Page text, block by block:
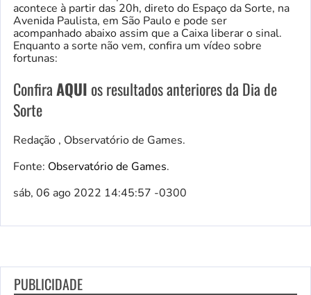
acontece à partir das 20h, direto do Espaço da Sorte, na
Avenida Paulista, em São Paulo e pode ser
acompanhado abaixo assim que a Caixa liberar o sinal.
Enquanto a sorte não vem, confira um vídeo sobre
fortunas:
ConfiraAQUI os resultados anteriores da Dia de
Sorte
Redação , Observatório de Games.
Fonte: Observatório de Games.
sáb, 06 ago 2022 14:45:57 -0300
PUBLICIDADE